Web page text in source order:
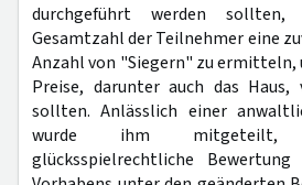
durchgeführt werden
Gesamtzahl der Teilnehmer eine
Anzahl von "Siegern" zu ermitteln,
Preise, darunter auch das Haus,
sollten. Anlässlich einer
wurde ihm
glücksspielrechtliche